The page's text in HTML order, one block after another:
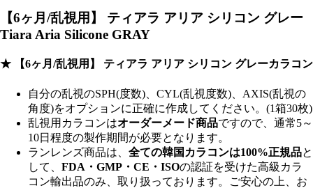
【6ヶ月/乱視用】 ティアラ アリア シリコン グレー
Tiara Aria Silicone GRAY
★ 【6ヶ月/乱視用】 ティアラ アリア シリコン グレーカラコン
自分の乱視のSPH(度数)、CYL(乱視度数)、AXIS(乱視の
角度)をオプションに正確に作成してください。(1箱30枚)
乱視用カラコンはオーダーメード商品ですので、 通常5～
10日程度の製作期間が必要となります。
ランレンズ商品は、 全ての韓国カラコンは100%正規品と
して、 FDA・GMP・CE・ISOの認証を受けた高級カラ
コン輸出品のみ、取り扱っております。ご安心の上、お